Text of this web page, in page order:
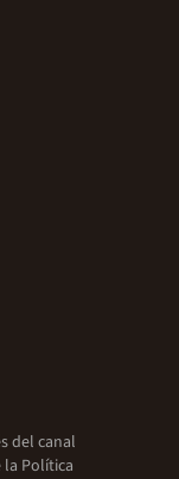
del canal
la Política